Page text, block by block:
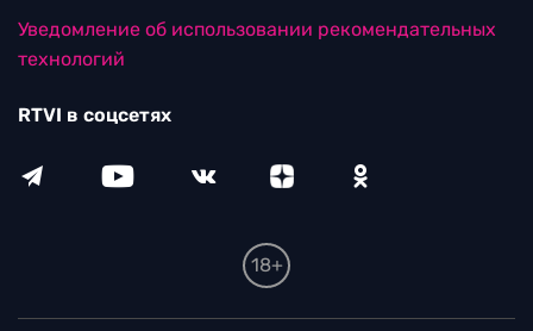
Уведомление об использовании рекомендательных
технологий
RTVI в соцсетях
18+